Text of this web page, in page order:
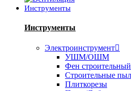
Инструменты
Инструменты
Электроинструмент
УШМ/ОШМ
Фен строительный
Строительные
Плиткорезы